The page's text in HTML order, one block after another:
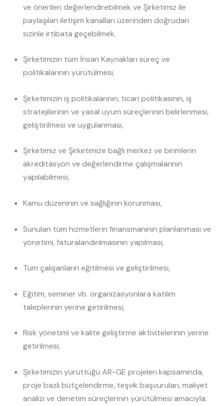
ve önerileri değerlendirebilmek ve Şirketimiz ile
paylaşılan iletişim kanalları üzerinden doğrudan
sizinle irtibata geçebilmek,
Şirketimizin tüm İnsan Kaynakları süreç ve
politikalarının yürütülmesi,
Şirketimizin iş politikalarının, ticari politikasının, iş
stratejilerinin ve yasal uyum süreçlerinin belirlenmesi,
geliştirilmesi ve uygulanması,
Şirketimiz ve Şirketimize bağlı merkez ve birimlerin
akreditasyon ve değerlendirme çalışmalarının
yapılabilmesi,
Kamu düzeninin ve sağlığının korunması,
Sunulan tüm hizmetlerin finansmanının planlanması ve
yönetimi, faturalandırılmasının yapılması,
Tüm çalışanların eğitilmesi ve geliştirilmesi,
Eğitim, seminer vb. organizasyonlara katılım
taleplerinin yerine getirilmesi,
Risk yönetimi ve kalite geliştirme aktivitelerinin yerine
getirilmesi,
Şirketimizin yürüttüğü AR-GE projeleri kapsamında,
proje bazlı bütçelendirme, teşvik başvuruları, maliyet
analizi ve denetim süreçlerinin yürütülmesi amacıyla;